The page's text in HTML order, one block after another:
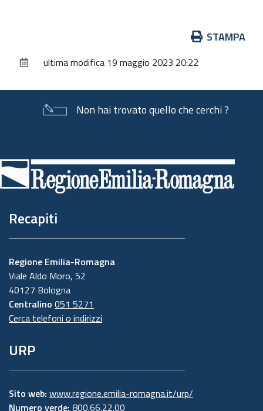
documento
STAMPA
ultima modifica 19 maggio 2023 20:22
Non hai trovato quello che cerchi ?
di
pagina
Recapiti
Regione Emilia-Romagna
Viale Aldo Moro, 52
40127 Bologna
Centralino 051 5271
Cerca telefoni o indirizzi
URP
Sito web: www.regione.emilia-romagna.it/urp/
Numero verde: 800.66.22.00